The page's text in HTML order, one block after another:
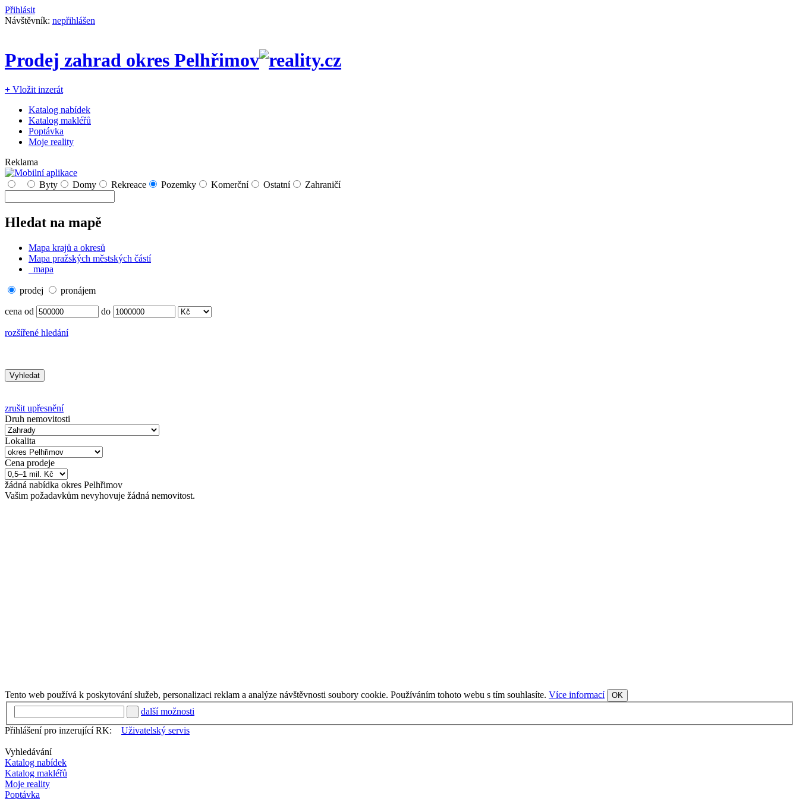
Přihlásit
Návštěvník: nepřihlášen
Prodej zahrad okres Pelhřimov
+ Vložit inzerát
Katalog nabídek
Katalog makléřů
Poptávka
Moje reality
Reklama
Byty Domy Rekreace Pozemky Komerční Ostatní Zahraničí
Hledat na mapě
Mapa krajů a okresů
Mapa pražských městských částí
mapa
prodej pronájem
cena od do
rozšířené hledání
zrušit upřesnění
Druh nemovitosti
Lokalita
Cena prodeje
žádná nabídka okres Pelhřimov
Vašim požadavkům nevyhovuje žádná nemovitost.
Tento web používá k poskytování služeb, personalizaci reklam a analýze návštěvnosti soubory cookie. Používáním tohoto webu s tím souhlasíte. Více informací OK
další možnosti
Přihlášení pro inzerující RK:
Uživatelský servis
Vyhledávání
Katalog nabídek
Katalog makléřů
Moje reality
Poptávka